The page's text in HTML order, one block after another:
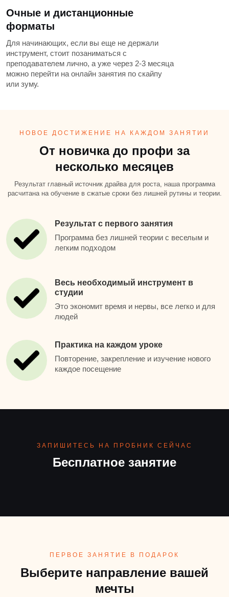
Очные и дистанционные
форматы
Для начинающих, если вы еще не держали
инструмент, стоит позаниматься с
преподавателем лично, а уже через 2-3 месяца
можно перейти на онлайн занятия по скайпу
или зуму.
НОВОЕ ДОСТИЖЕНИЕ НА КАЖДОМ ЗАНЯТИИ
От новичка до профи за
несколько месяцев
Результат главный источник драйва для роста, наша программа
расчитана на обучение в сжатые сроки без лишней рутины и теории.
Результат с первого занятия
Программа без лишней теории с веселым и
легким подходом
Весь необходимый инструмент в
студии
Это экономит время и нервы, все легко и для
людей
Практика на каждом уроке
Повторение, закрепление и изучение нового
каждое посещение
Бесплатное занятие
ЗАПИШИТЕСЬ НА ПРОБНИК СЕЙЧАС
ПЕРВОЕ ЗАНЯТИЕ В ПОДАРОК
Выберите направление вашей
мечты